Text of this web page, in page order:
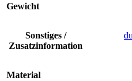
Gewicht
Sonstiges /
Zusatzinformation
Material